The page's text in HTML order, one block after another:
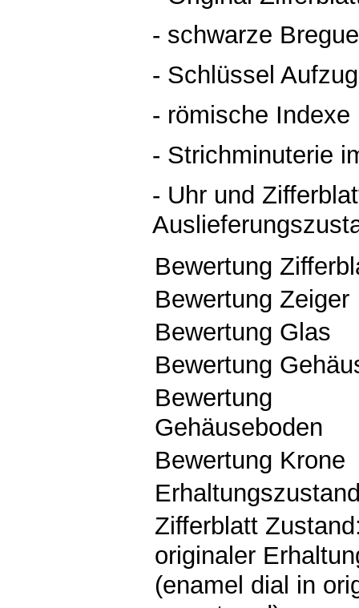
- schwarze
- Schlüssel
- römische Indexe
- Strichminuterie
- Uhr und
Bewertung
Bewertung Zeiger
Bewertung Glas
Bewertung
Bewertung
Gehäuseboden
Bewertung Krone
Zifferblatt
originaler
(enamel dial in